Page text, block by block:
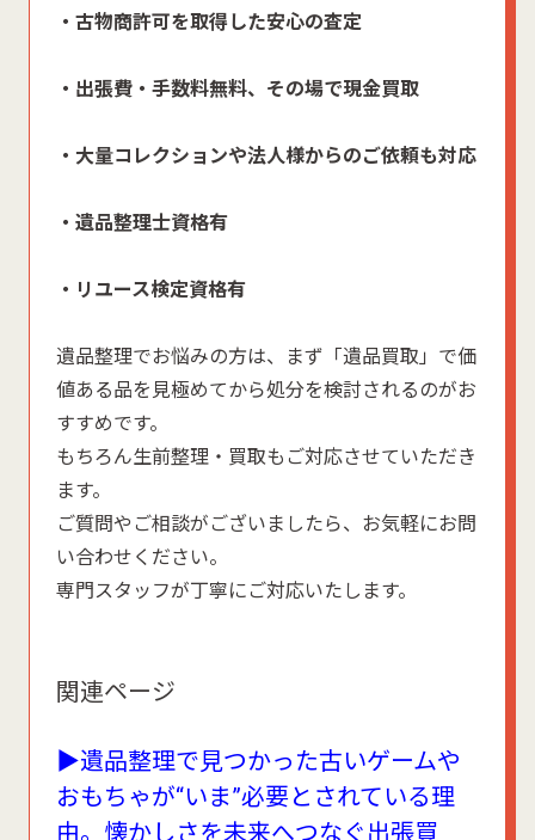
・古物商許可を取得した安心の査定
・出張費・手数料無料、その場で現金買取
・大量コレクションや法人様からのご依頼も対応
・遺品整理士資格有
・リユース検定資格有
遺品整理でお悩みの方は、まず「遺品買取」で価
値ある品を見極めてから処分を検討されるのがお
すすめです。
もちろん生前整理・買取もご対応させていただき
ます。
ご質問やご相談がございましたら、お気軽にお問
い合わせください。
専門スタッフが丁寧にご対応いたします。
関連ページ
▶遺品整理で見つかった古いゲームや
おもちゃが“いま”必要とされている理
由。懐かしさを未来へつなぐ出張買